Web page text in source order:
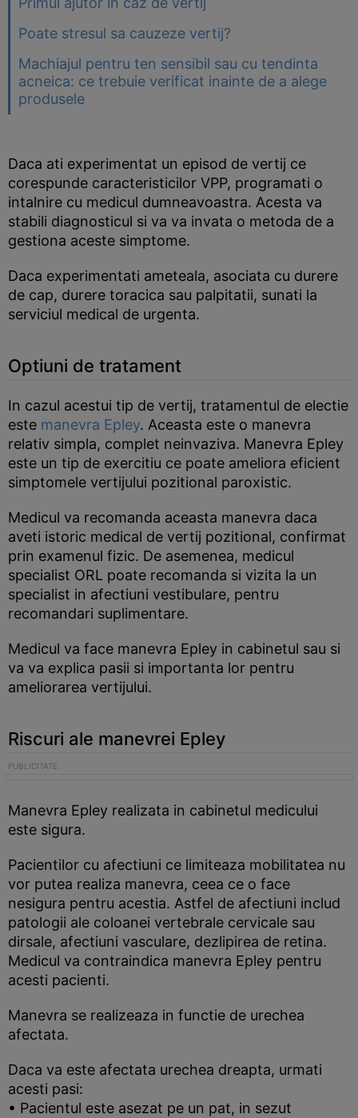
Poate stresul sa cauzeze vertij?
Machiajul pentru ten sensibil sau cu tendinta
acneica: ce trebuie verificat inainte de a alege
produsele
Daca ati experimentat un episod de vertij ce
corespunde caracteristicilor VPP, programati o
intalnire cu medicul dumneavoastra. Acesta va
stabili diagnosticul si va va invata o metoda de a
gestiona aceste simptome.
Daca experimentati ameteala, asociata cu durere
de cap, durere toracica sau palpitatii, sunati la
serviciul medical de urgenta.
Optiuni de tratament
In cazul acestui tip de vertij, tratamentul de electie
este manevra Epley. Aceasta este o manevra
relativ simpla, complet neinvaziva. Manevra Epley
este un tip de exercitiu ce poate ameliora eficient
simptomele vertijului pozitional paroxistic.
Medicul va recomanda aceasta manevra daca
aveti istoric medical de vertij pozitional, confirmat
prin examenul fizic. De asemenea, medicul
specialist ORL poate recomanda si vizita la un
specialist in afectiuni vestibulare, pentru
recomandari suplimentare.
Medicul va face manevra Epley in cabinetul sau si
va va explica pasii si importanta lor pentru
ameliorarea vertijului.
Riscuri ale manevrei Epley
Manevra Epley realizata in cabinetul medicului
este sigura.
Pacientilor cu afectiuni ce limiteaza mobilitatea nu
vor putea realiza manevra, ceea ce o face
nesigura pentru acestia. Astfel de afectiuni includ
patologii ale coloanei vertebrale cervicale sau
dirsale, afectiuni vasculare, dezlipirea de retina.
Medicul va contraindica manevra Epley pentru
acesti pacienti.
Manevra se realizeaza in functie de urechea
afectata.
Daca va este afectata urechea dreapta, urmati
acesti pasi:
• Pacientul este asezat pe un pat, in sezut